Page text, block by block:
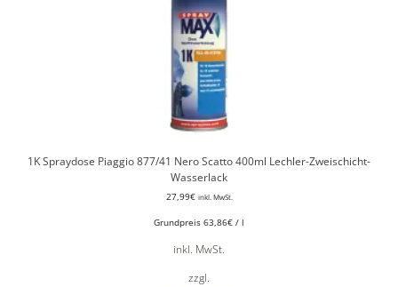
1K Spraydose Piaggio 877/41 Nero Scatto 400ml Lechler-Zweischicht-
Wasserlack
27,99€ inkl. MwSt.
Grundpreis 63,86€ / l
inkl. MwSt.
zzgl.